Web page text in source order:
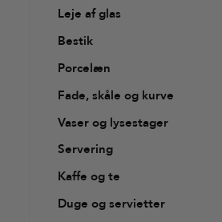
Leje af glas
Bestik
Porcelæn
Fade, skåle og kurve
Vaser og lysestager
Servering
Kaffe og te
Duge og servietter